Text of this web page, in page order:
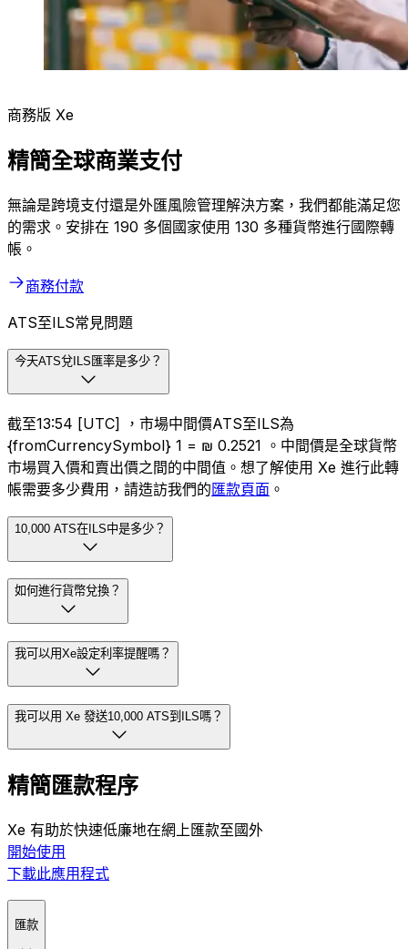
商務版 Xe
精簡全球商業支付
無論是跨境支付還是外匯風險管理解決方案，我們都能滿足您
的需求。安排在 190 多個國家使用 130 多種貨幣進行國際轉
帳。
商務付款
ATS至ILS常見問題
今天ATS兌ILS匯率是多少？
截至13:54 [UTC] ，市場中間價ATS至ILS為
{fromCurrencySymbol} 1 = ₪ 0.2521 。中間價是全球貨幣
市場買入價和賣出價之間的中間值。想了解使用 Xe 進行此轉
帳需要多少費用，請造訪我們的
我可以用 Xe 發送10,000 ATS到ILS嗎？
精簡匯款程序